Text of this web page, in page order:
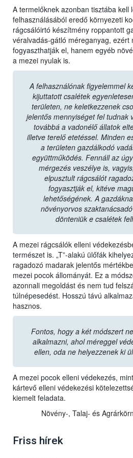
A termelőknek azonban tisztába kell
felhasználásából eredő környezeti
rágcsálóirtó készítmény roppantott
véralvadás-gátló méreganyag, ezért
fogyaszthatják el, hanem egyéb
a mezei nyulak is.
A felhasználónak figyelemmel
kijuttatott csalétek
területen, ne keletkezzenek
jelentős mennyiséget fel tudnak
továbbá a vadonélő állatok
illetve terelő etetéssel. Minden
a területen gazdálkodó
együttműködés. Fennáll az
mérgezés veszélye is,
elpusztult rágcsálót
fogyasztják el, kitéve
lehetőségének. A
növényorvos
dönteniük e csalétek
A mezei rágcsálók elleni
természet is. „T”-alakú ülőfák
ragadozó madarak jelentős
mezei pocok állományát. Ez a
azonnali megoldást és nem tud
túlnépesedést. Hosszú távú
hasznos.
Fontos, hogy a két módszert
alkalmazni, ahol méreggel
ellen, oda ne helyezzenek ki
A mezei pocok elleni védekezés,
kártevő elleni védekezési
kiemelt feladata.
Növény-, Talaj- és
Friss hírek